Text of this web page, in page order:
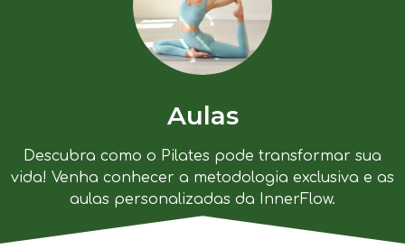
Aulas
Descubra como o Pilates pode transformar sua
vida! Venha conhecer a metodologia exclusiva e as
aulas personalizadas da InnerFlow.